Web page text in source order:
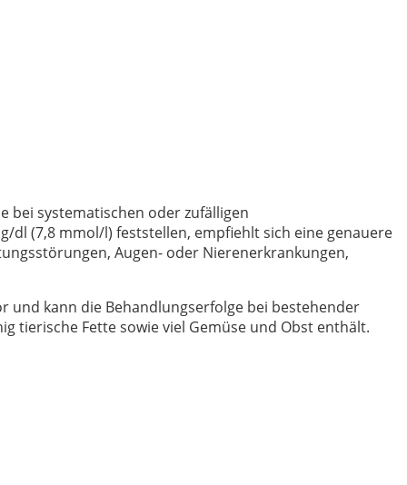
bei systematischen oder zufälligen
dl (7,8 mmol/l) feststellen, empfiehlt sich eine genauere
Augen- oder Nierenerkrankungen,
und kann die Behandlungserfolge bei bestehender
tierische Fette sowie viel Gemüse und Obst enthält.